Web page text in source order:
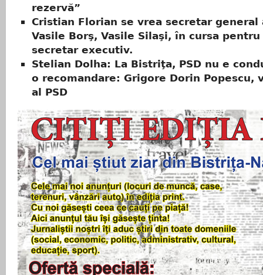
rezervă”
Cristian Florian se vrea secretar general
Vasile Borş, Vasile Silaşi, în cursa
secretar executiv.
Stelian Dolha: La Bistriţa, PSD nu e
o recomandare: Grigore Dorin Popescu,
al PSD